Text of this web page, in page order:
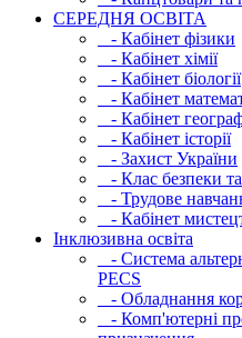
СЕРЕДНЯ ОСВIТА
- Кабінет фізики
- Кабінет хімії
- Кабінет біології
- Кабінет
- Кабінет
- Кабінет історії
- Захист України
- Клас безпеки та
- Трудове
- Кабінет
Інклюзивна освіта
- Система
PECS
- Обладнання
- Комп'ютерні